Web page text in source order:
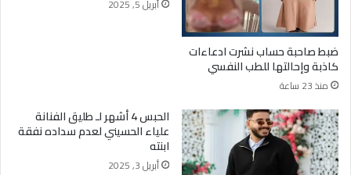
ضبط صاحبة حساب نشرت ادعاءات
كاذبة وإحالتها للطب النفسي
منذ 23 ساعة
أبريل 5, 2025
الحبس 4 أشهر لـ طليق الفنانة
علياء الحسيني لعدم سداده نفقة
ابنته
أبريل 3, 2025